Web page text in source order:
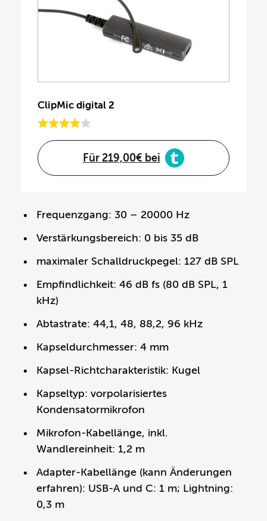
ClipMic digital 2
Für 219,00€ bei
Frequenzgang: 30 – 20000 Hz
Verstärkungsbereich: 0 bis 35 dB
maximaler Schalldruckpegel: 127 dB SPL
Empfindlichkeit: 46 dB fs (80 dB SPL, 1
kHz)
Abtastrate: 44,1, 48, 88,2, 96 kHz
Kapseldurchmesser: 4 mm
Kapsel-Richtcharakteristik: Kugel
Kapseltyp: vorpolarisiertes
Kondensatormikrofon
Mikrofon-Kabellänge, inkl.
Wandlereinheit: 1,2 m
Adapter-Kabellänge (kann Änderungen
erfahren): USB-A und C: 1 m; Lightning:
0,3 m